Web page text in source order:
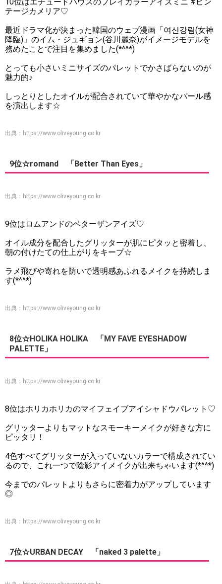
テージカメリア♡
最近ドラマ化が決まった韓国のウェブ漫画「여신강림(女神
降臨)」のイム・ジュギョン(谷川麗奈)がイメージモデルを
務めたことで注目を集めました(*^^*)
とっても小さいミニサイズのパレットでかさばらないのが
魅力的♪
しっとりとしたオイルが配合されていて華やかなパール感
を演出します☆
出典： https://www.oliveyoung.co.kr
9位☆romand 「Better Than Eyes」
出典： https://www.oliveyoung.co.kr
9位はロムアンドのベターザンアイズ♡
オイル成分を配合したグリッターが肌にピタッと密着し、
朝の付けたての仕上がりをキープ☆
ラメ飛びや寄れを防いで透明感あふれるメイクを持続しま
す(*^^*)
出典： https://www.oliveyoung.co.kr
8位☆HOLIKA HOLIKA 「MY FAVE EYESHADOW
PALETTE」
出典： https://www.oliveyoung.co.kr
8位はホリカホリカのマイフェイブアイシャドウパレット♡
グリッターよりもマットなスモーキーメイクが好きな方に
ピッタリ！
4色すべてグリッターが入っていないカラーで構成されてい
るので、これ一つで陰影アイメイクが出来ちゃいます(*^^*)
今までのパレットよりもさらに密着力がアップしています
◎
出典： https://www.oliveyoung.co.kr
7位☆URBAN DECAY 「naked 3 palette」